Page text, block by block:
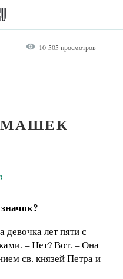
10 505 просмотров
девочка лет пяти с
– Нет? Вот. – Она
св. князей Петра и